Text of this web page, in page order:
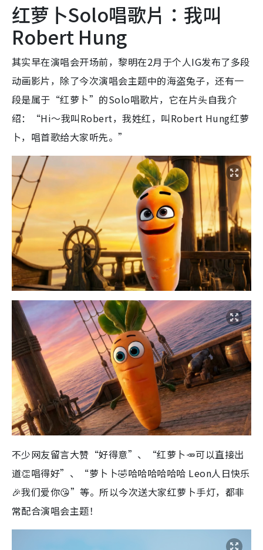
红萝卜Solo唱歌片：我叫
Robert Hung
其实早在演唱会开场前，黎明在2月于个人IG发布了多段
动画影片，除了今次演唱会主题中的海盗兔子，还有一
段是属于“红萝卜”的Solo唱歌片，它在片头自我介
绍：“Hi～我叫Robert，我姓红，叫Robert Hung红萝
卜，唱首歌给大家听先。”
不少网友留言大赞“好得意”、“红萝卜🥕可以直接出
道👏唱得好”、“萝卜卜🤣哈哈哈哈哈哈 Leon人日快乐
🎉我们爱你😘”等。所以今次送大家红萝卜手灯，都非
常配合演唱会主题！